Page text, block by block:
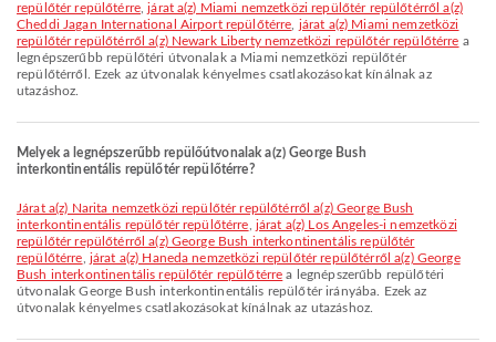
repülőtér repülőtérre,járat a(z) Miami nemzetközi repülőtér repülőtérről a(z)
Cheddi Jagan International Airport repülőtérre járat a(z) Miami nemzetközi
repülőtér repülőtérről a(z) Newark Liberty nemzetközi repülőtér repülőtérre a
legnépszerűbb repülőtéri útvonalak a Miami nemzetközi repülőtér
repülőtérről. Ezek az útvonalak kényelmes csatlakozásokat kínálnak az
utazáshoz.
Melyek a legnépszerűbb repülőútvonalak a(z) George Bush
interkontinentális repülőtér repülőtérre?
járat a(z) Narita nemzetközi repülőtér repülőtérről a(z) George Bush
interkontinentális repülőtér repülőtérre járat a(z) Los Angeles-i nemzetközi
repülőtér repülőtérről a(z) George Bush interkontinentális repülőtér
repülőtérre járat a(z) Haneda nemzetközi repülőtér repülőtérről a(z) George
Bush interkontinentális repülőtér repülőtérre a legnépszerűbb repülőtéri
útvonalak George Bush interkontinentális repülőtér irányába. Ezek az
útvonalak kényelmes csatlakozásokat kínálnak az utazáshoz.